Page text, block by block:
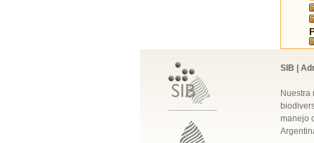
SIB |
Nuestra
manejo